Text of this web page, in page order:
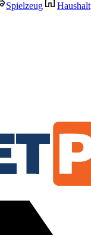
Spielzeug Haushalt